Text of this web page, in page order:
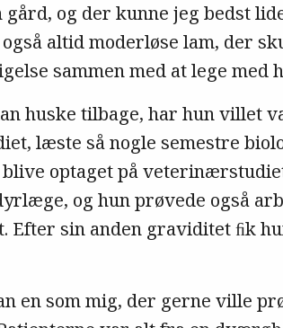
gård, og der kunne jeg bedst
altid moderløse lam, der
sammen med at lege med
huske tilbage, har hun villet
læste så nogle semestre
optaget på
og hun prøvede også
Efter sin anden graviditet ﬁk
en som mig, der gerne ville